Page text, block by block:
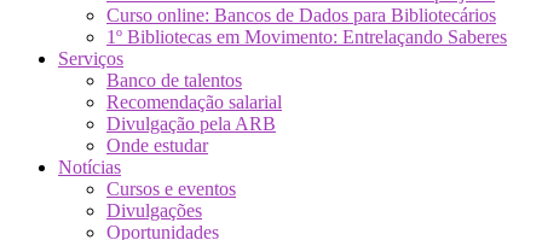
Curso online: Bancos de Dados para Bibliotecários
1º Bibliotecas em Movimento: Entrelaçando Saberes
Serviços
Banco de talentos
Recomendação salarial
Divulgação pela ARB
Onde estudar
Notícias
Cursos e eventos
Divulgações
Oportunidades